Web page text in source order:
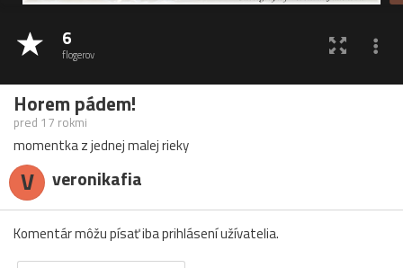
6
flogerov
Horem pádem!
pred 17 rokmi
momentka z jednej malej rieky
V veronikafia
Komentár môžu písať iba prihlásení užívatelia.